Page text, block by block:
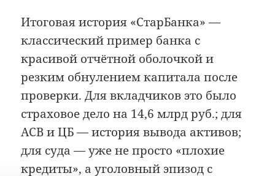
Итоговая история «СтарБанка» —
классический пример банка с
красивой отчётной оболочкой и
резким обнулением капитала после
проверки. Для вкладчиков это было
страховое дело на 14,6 млрд руб.; для
АСВ и ЦБ — история вывода активов;
для суда — уже не просто «плохие
кредиты», а уголовный эпизод с